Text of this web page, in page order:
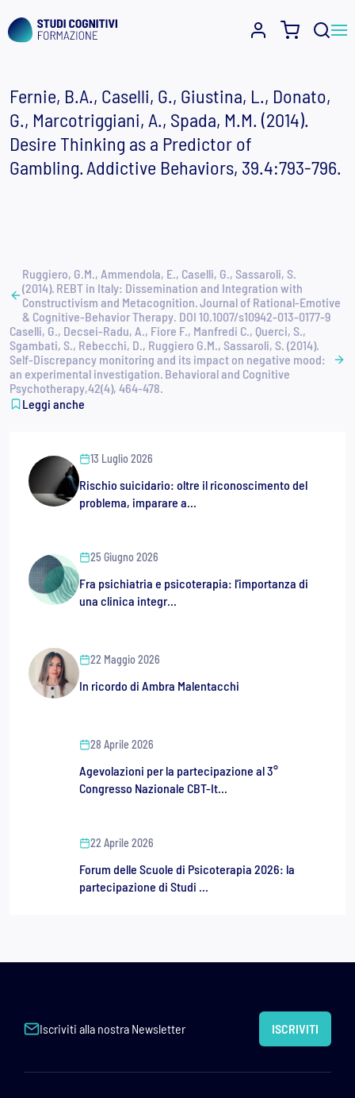
content
Fernie, B.A., Caselli, G., Giustina, L., Donato,
G., Marcotriggiani, A., Spada, M.M. (2014).
Desire Thinking as a Predictor of
Gambling. Addictive Behaviors, 39.4:793-796.
Navigazione
articoli
Ruggiero, G.M., Ammendola, E., Caselli, G., Sassaroli, S.
(2014). REBT in Italy: Dissemination and Integration with
Constructivism and Metacognition. Journal of Rational-Emotive
& Cognitive-Behavior Therapy. DOI 10.1007/s10942-013-0177-9
Caselli, G., Decsei-Radu, A., Fiore F., Manfredi C., Querci, S.,
Sgambati, S., Rebecchi, D., Ruggiero G.M., Sassaroli, S. (2014).
Self-Discrepancy monitoring and its impact on negative mood:
an experimental investigation. Behavioral and Cognitive
Psychotherapy,42(4), 464-478.
Leggi anche
13 Luglio 2026
Rischio suicidario: oltre il riconoscimento del
problema, imparare a...
25 Giugno 2026
Fra psichiatria e psicoterapia: l’importanza di
una clinica integr...
22 Maggio 2026
In ricordo di Ambra Malentacchi
28 Aprile 2026
Agevolazioni per la partecipazione al 3°
Congresso Nazionale CBT-It...
22 Aprile 2026
Forum delle Scuole di Psicoterapia 2026: la
partecipazione di Studi ...
Iscriviti alla nostra Newsletter ISCRIVITI